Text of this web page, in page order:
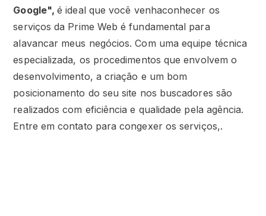
Google",é ideal que você venhaconhecer os
serviços da Prime Web é fundamental para
alavancar meus negócios. Com uma equipe técnica
especializada, os procedimentos que envolvem o
desenvolvimento, a criação e um bom
posicionamento do seu site nos buscadores são
realizados com eficiência e qualidade pela agência.
Entre em contato para congexer os serviços,.